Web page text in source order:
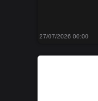
27/07/2026 00:00